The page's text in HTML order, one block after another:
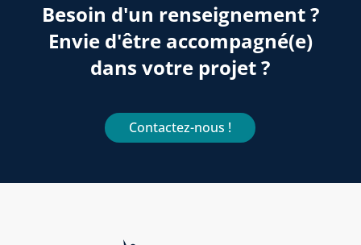
Besoin d'un renseignement ?
Envie d'être accompagné(e)
dans votre projet ?
Contactez-nous !